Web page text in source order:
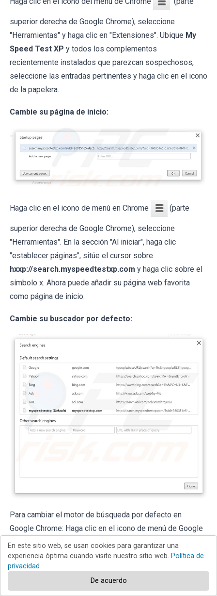
superior derecha de Google Chrome), seleccione
"Herramientas" y haga clic en "Extensiones". Ubique My
Speed Test XP y todos los complementos
recientemente instalados que parezcan sospechosos,
seleccione las entradas pertinentes y haga clic en el icono
de la papelera.
Cambie su página de inicio:
Haga clic en el icono de menú en Chrome (parte
superior derecha de Google Chrome), seleccione
"Herramientas". En la sección "Al iniciar", haga clic
"establecer páginas", sitúe el cursor sobre
hxxp://search.myspeedtestxp.com y haga clic sobre el
símbolo x. Ahora puede añadir su página web favorita
como página de inicio.
Cambie su buscador por defecto:
Para cambiar el motor de búsqueda por defecto en
Google Chrome: Haga clic en el icono de menú de Google
Chrome (esquina superior derecha de Google
Chrome), seleccione "Configuración", en la sección de
"Búsqueda" haga clic en "Administrar motores de
En este sitio web, se usan cookies para garantizar una
experiencia óptima cuando visite nuestro sitio web. Política de
privacidad
De acuerdo